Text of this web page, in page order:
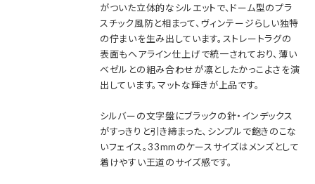
がついた立体的なシルエットで、ドーム型のプラ
スチック風防と相まって、ヴィンテージらしい独特
の佇まいを生み出しています。ストレートラグの
表面もヘアライン仕上げで統一されており、薄い
ベゼルとの組み合わせが凛としたかっこよさを演
出しています。マットな輝きが上品です。
シルバーの文字盤にブラックの針・インデックス
がすっきりと引き締まった、シンプルで飽きのこな
いフェイス。33mmのケースサイズはメンズとして
着けやすい王道のサイズ感です。